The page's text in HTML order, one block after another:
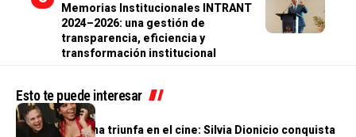
Memorias Institucionales INTRANT
2024–2026: una gestión de
transparencia, eficiencia y
transformación institucional
Esto te puede interesar
CINE
Otra dominicana triunfa en el cine: Silvia Dionicio conquista